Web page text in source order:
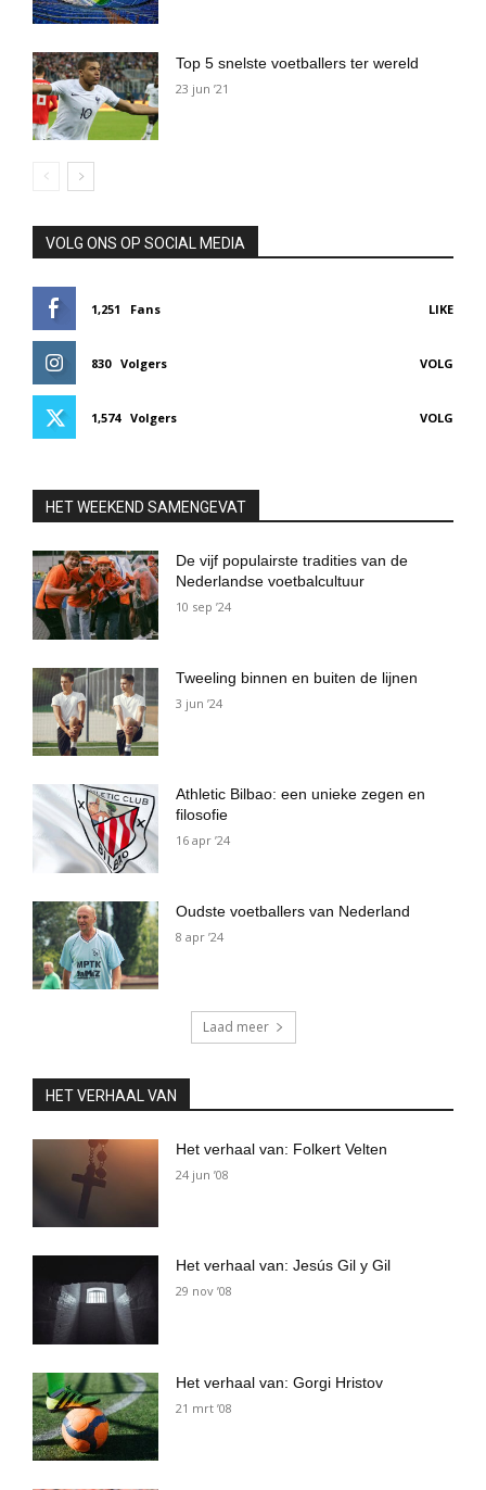
Top 5 snelste voetballers ter wereld
23 jun ’21
VOLG ONS OP SOCIAL MEDIA
1,251 Fans LIKE
830 Volgers VOLG
1,574 Volgers VOLG
HET WEEKEND SAMENGEVAT
De vijf populairste tradities van de
Nederlandse voetbalcultuur
10 sep ’24
Tweeling binnen en buiten de lijnen
3 jun ’24
Athletic Bilbao: een unieke zegen en
filosofie
16 apr ’24
Oudste voetballers van Nederland
8 apr ’24
Laad meer
HET VERHAAL VAN
Het verhaal van: Folkert Velten
24 jun ’08
Het verhaal van: Jesús Gil y Gil
29 nov ’08
Het verhaal van: Gorgi Hristov
21 mrt ’08